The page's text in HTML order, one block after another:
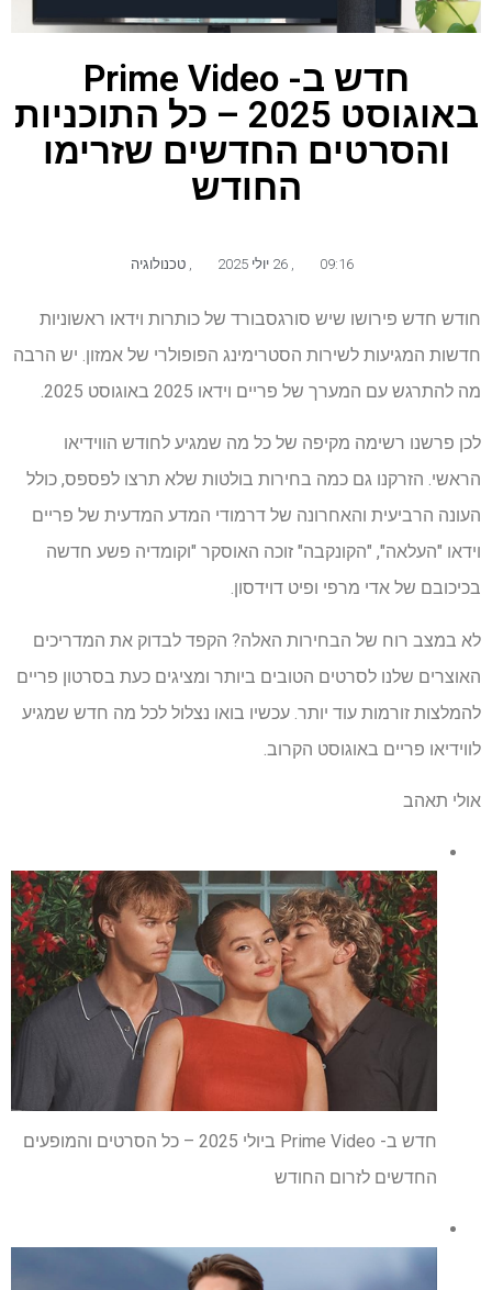
חדש ב- Prime Video
באוגוסט 2025 – כל התוכניות
והסרטים החדשים שזרימו
החודש
09:16 26 יולי 2025 טכנולוגיה
חודש חדש פירושו שיש סורגסבורד של כותרות וידאו ראשוניות
חדשות המגיעות לשירות הסטרימינג הפופולרי של אמזון. יש הרבה
מה להתרגש עם המערך של פריים וידאו 2025 באוגוסט 2025.
לכן פרשנו רשימה מקיפה של כל מה שמגיע לחודש הווידיאו
הראשי. הזרקנו גם כמה בחירות בולטות שלא תרצו לפספס, כולל
העונה הרביעית והאחרונה של דרמודי המדע המדעית של פריים
וידאו "העלאה", "הקונקבה" זוכה האוסקר "וקומדיה פשע חדשה
בכיכובם של אדי מרפי ופיט דוידסון.
לא במצב רוח של הבחירות האלה? הקפד לבדוק את המדריכים
האוצרים שלנו לסרטים הטובים ביותר ומציגים כעת בסרטון פריים
להמלצות זורמות עוד יותר. עכשיו בואו נצלול לכל מה חדש שמגיע
לווידיאו פריים באוגוסט הקרוב.
אולי תאהב
חדש ב- Prime Video ביולי 2025 – כל הסרטים והמופעים
החדשים לזרום החודש